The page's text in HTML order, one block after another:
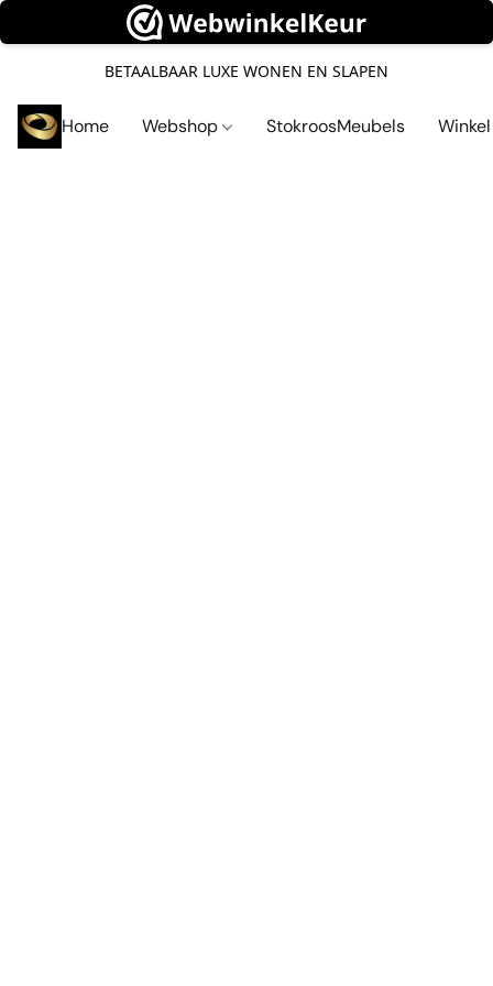
BETAALBAAR LUXE WONEN EN SLAPEN
Home Webshop StokroosMeubels